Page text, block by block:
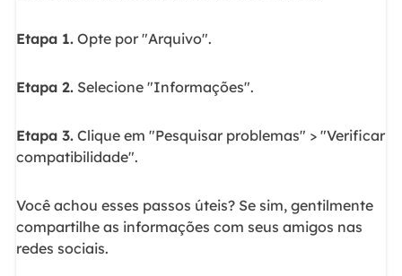
Etapa 1.Opte por "Arquivo".
Etapa 2.Selecione "Informações".
Etapa 3.Clique em "Pesquisar problemas" > "Verificar
compatibilidade".
Você achou esses passos úteis? Se sim, gentilmente
compartilhe as informações com seus amigos nas
redes sociais.